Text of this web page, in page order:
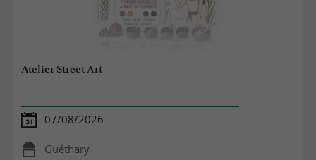
Atelier Street Art
07/08/2026
Guéthary